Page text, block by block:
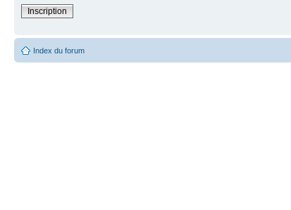
Inscription
Index du forum